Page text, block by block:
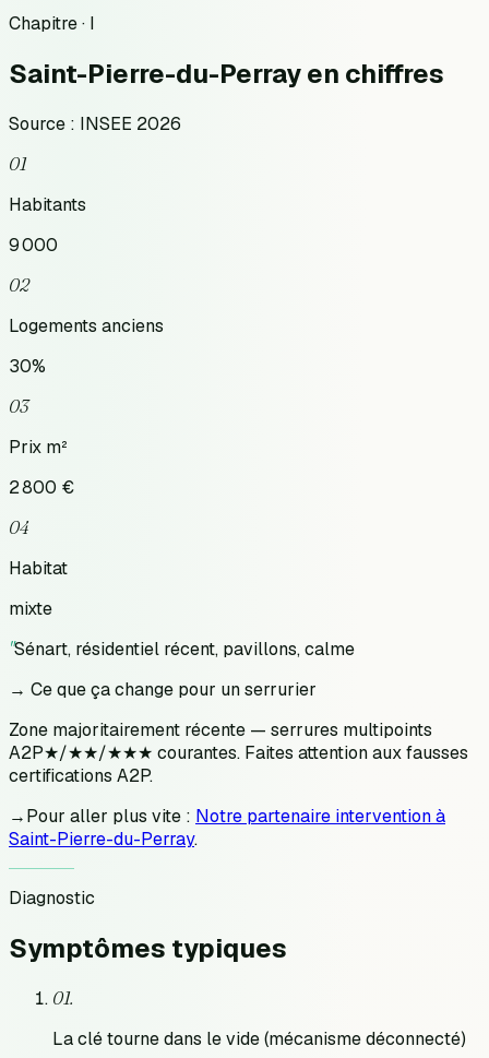
Chapitre · I
Saint-Pierre-du-Perrayen chiffres
Source : INSEE 2026
01
Habitants
9 000
02
Logements anciens
30%
03
Prix m²
2 800 €
04
Habitat
mixte
"Sénart, résidentiel récent, pavillons, calme
→ Ce que ça change pour un serrurier
Zone majoritairement récente — serrures multipoints
A2P★/★★/★★★ courantes. Faites attention aux fausses
certifications A2P.
→Pour aller plus vite : Notre partenaire intervention à
Saint-Pierre-du-Perray.
Diagnostic
Symptômes typiques
01.
La clé tourne dans le vide (mécanisme déconnecté)